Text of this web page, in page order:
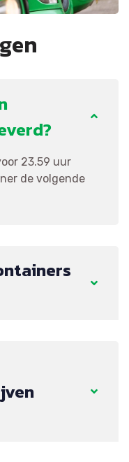
23.59 uur
de volgende